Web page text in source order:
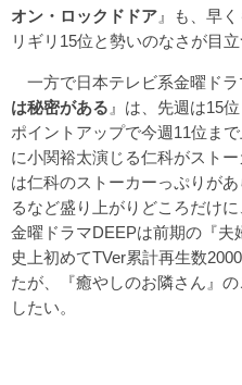
オン・ロックドドア 』も、早
リギリ15位と勢いのなさが目立
一方で日本テレビ系金曜ドラ
は秘密がある 』は、先週は15
ポイントアップで今週11位ま
に小関裕太演じる仁科がスト
は仁科のストーカーっぷりが
るなど盛り上がりどころだけ
金曜ドラマDEEPは前期の『夫
史上初めてTVer累計再生数
たが、『癒やしのお隣さん』
したい。